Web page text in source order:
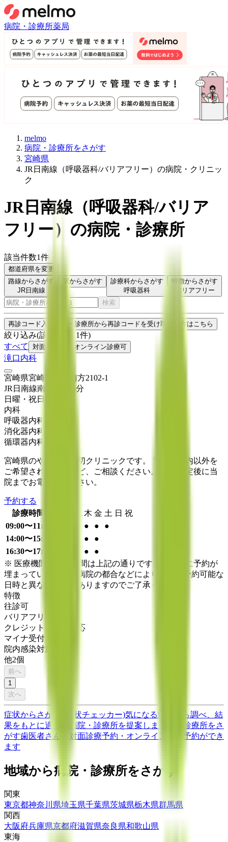
病院・診療所薬局
melmo
病院・診療所をさがす
宮崎県
JR日南線（呼吸器科/バリアフリー）の病院・クリニッ
ク
JR日南線（呼吸器科/バリア
フリー） の病院・診療所
該当件数1件
都道府県を変更
路線からさがす
JR日南線
駅からさがす
診療科からさがす
呼吸器科
特徴からさがす
バリアフリー
検索
再診コード入力 病院・診療所から再診コードを受け取った方はこちら
絞り込み(該当件数: 1件)
すべて
対面診療可 オンライン診療可
滝口内科
宮崎県宮崎市本郷南方2102-1
JR日南線南方 3分
日曜・祝日
内科
呼吸器内科
消化器内科
循環器内科
宮崎県のやさしい親切クリニックです。 対応時間内以外を
ご希望される場合など、ご相談ください。 予約確定後に当
院までお電話をください。
予約する
診療時間
木 金 土 日 祝
09:00〜11:30
● ●
●
14:00〜15:00
●
●
16:30〜17:30
●
●
※ 医療機関の診療時間は上記の通りですが、すでに予約が
埋まっている場合や病院の都合などにより実際に予約可能な
日時と異なる場合がありますのでご了承ください
特徴
往診可
バリアフリー
クレジットカード対応
マイナ受付
院内感染対策
他2個
前へ
1
次へ
症状からさがす (症状チェッカー)気になる症状から調べ、結
果をもとに適切な病院・診療所を提案します
歯科診療所をさ
がす歯医者さんの対面診療予約・オンライン診療予約ができ
ます
地域から病院・診療所をさがす
関東
東京都神奈川県埼玉県千葉県茨城県栃木県群馬県
関西
大阪府兵庫県京都府滋賀県奈良県和歌山県
東海